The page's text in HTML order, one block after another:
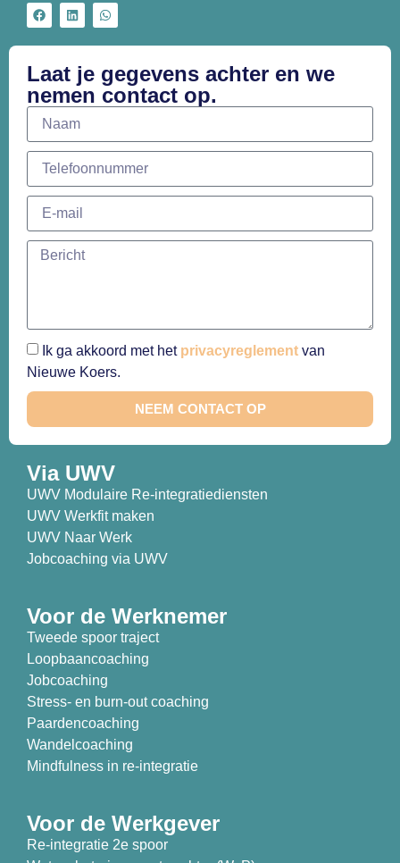
Laat je gegevens achter en we
nemen contact op.
Ik ga akkoord met het privacyreglement van
Nieuwe Koers.
NEEM CONTACT OP
Via UWV
UWV Modulaire Re-integratiediensten
UWV Werkfit maken
UWV Naar Werk
Jobcoaching via UWV
Voor de Werknemer
Tweede spoor traject
Loopbaancoaching
Jobcoaching
Stress- en burn-out coaching
Paardencoaching
Wandelcoaching
Mindfulness in re-integratie
Voor de Werkgever
Re-integratie 2e spoor